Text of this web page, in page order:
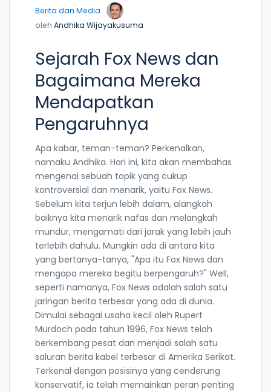
Berita dan Media
oleh Andhika Wijayakusuma
Sejarah Fox News dan
Bagaimana Mereka
Mendapatkan
Pengaruhnya
Apa kabar, teman-teman? Perkenalkan,
namaku Andhika. Hari ini, kita akan membahas
mengenai sebuah topik yang cukup
kontroversial dan menarik, yaitu Fox News.
Sebelum kita terjun lebih dalam, alangkah
baiknya kita menarik nafas dan melangkah
mundur, mengamati dari jarak yang lebih jauh
terlebih dahulu. Mungkin ada di antara kita
yang bertanya-tanya, "Apa itu Fox News dan
mengapa mereka begitu berpengaruh?" Well,
seperti namanya, Fox News adalah salah satu
jaringan berita terbesar yang ada di dunia.
Dimulai sebagai usaha kecil oleh Rupert
Murdoch pada tahun 1996, Fox News telah
berkembang pesat dan menjadi salah satu
saluran berita kabel terbesar di Amerika Serikat.
Terkenal dengan posisinya yang cenderung
konservatif, ia telah memainkan peran penting